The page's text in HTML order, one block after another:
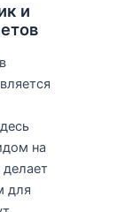
и
на
для